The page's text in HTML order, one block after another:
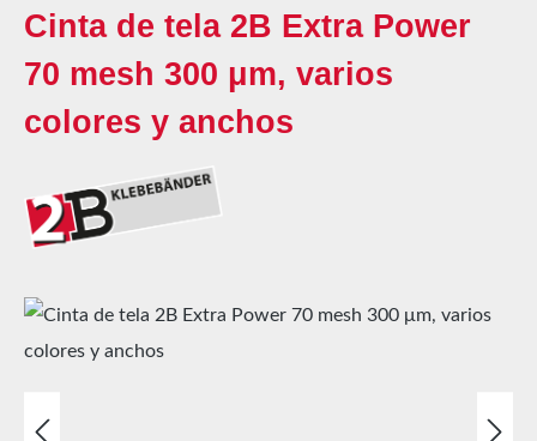
Cinta de tela 2B Extra Power
70 mesh 300 μm, varios
colores y anchos
Omitir galería de imágenes